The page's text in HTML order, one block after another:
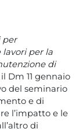
per
lavori per la
di
Dm 11 gennaio
del seminario
e di
l’impatto e le
di